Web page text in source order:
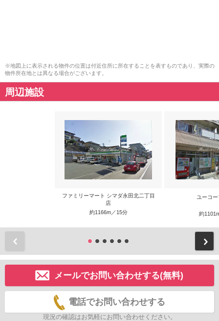
※地図上に表示される物件の位置は付近住所に所在することを表すものであり、実際の
物件所在地とは異なる場合がございます。
周辺施設
ファミリーマート シマダ永田北二丁目
店
約1166m／15分
ユーコ
約
メールでお問い合わせする(無料)
電話でお問い合わせする
現況の確認はお気軽にお問い合わせください。